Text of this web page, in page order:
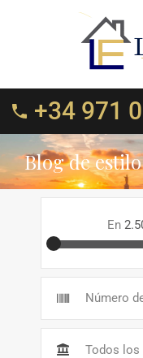
+34 971
Blog de
En
Todos los